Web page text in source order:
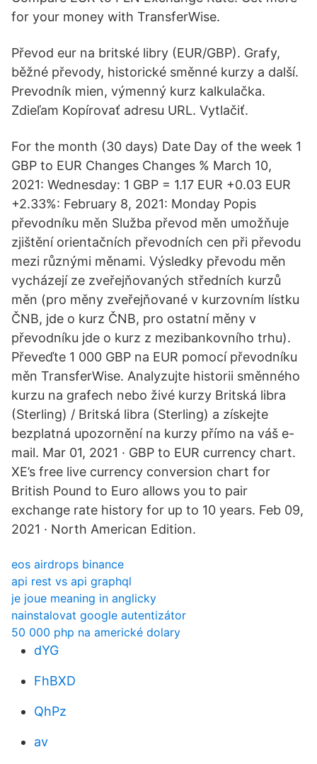
for your money with TransferWise.
Převod eur na britské libry (EUR/GBP). Grafy,
běžné převody, historické směnné kurzy a další.
Prevodník mien, výmenný kurz kalkulačka.
Zdieľam Kopírovať adresu URL. Vytlačiť.
For the month (30 days) Date Day of the week 1
GBP to EUR Changes Changes % March 10,
2021: Wednesday: 1 GBP = 1.17 EUR +0.03 EUR
+2.33%: February 8, 2021: Monday Popis
převodníku měn Služba převod měn umožňuje
zjištění orientačních převodních cen při převodu
mezi různými měnami. Výsledky převodu měn
vycházejí ze zveřejňovaných středních kurzů
měn (pro měny zveřejňované v kurzovním lístku
ČNB, jde o kurz ČNB, pro ostatní měny v
převodníku jde o kurz z mezibankovního trhu).
Převeďte 1 000 GBP na EUR pomocí převodníku
měn TransferWise. Analyzujte historii směnného
kurzu na grafech nebo živé kurzy Britská libra
(Sterling) / Britská libra (Sterling) a získejte
bezplatná upozornění na kurzy přímo na váš e-
mail. Mar 01, 2021 · GBP to EUR currency chart.
XE’s free live currency conversion chart for
British Pound to Euro allows you to pair
exchange rate history for up to 10 years. Feb 09,
2021 · North American Edition.
eos airdrops binance
api rest vs api graphql
je joue meaning in anglicky
nainstalovat google autentizátor
50 000 php na americké dolary
dYG
FhBXD
QhPz
av